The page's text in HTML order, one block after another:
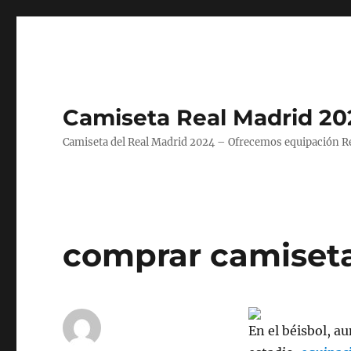
Camiseta Real Madrid
Camiseta del Real Madrid 2024 – Ofrecemos equipación
comprar
En el béisbol,